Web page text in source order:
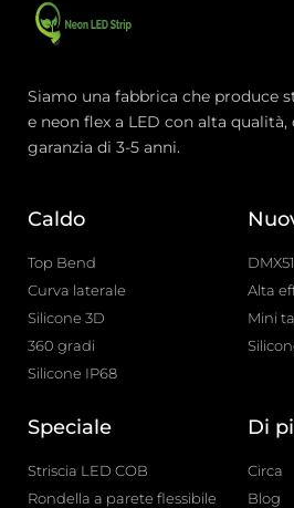
Siamo una fabbrica che produce
e neon flex a LED con alta qualità,
garanzia di 3-5 anni.
Caldo
Top Bend
Curva laterale
Silicone 3D
360 gradi
Silicone IP68
Alta
Mini
Speciale
Striscia LED COB
Rondella a parete flessibile
Di
Circa
Blog